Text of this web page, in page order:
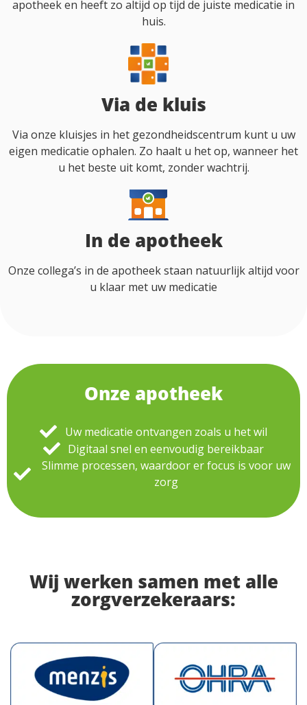
apotheek en heeft zo altijd op tijd de juiste medicatie in
huis.
Via de kluis
Via onze kluisjes in het gezondheidscentrum kunt u uw
eigen medicatie ophalen. Zo haalt u het op, wanneer het
u het beste uit komt, zonder wachtrij.
In de apotheek
Onze collega’s in de apotheek staan natuurlijk altijd voor
u klaar met uw medicatie
Onze apotheek​
Uw medicatie ontvangen zoals u het wil
Digitaal snel en eenvoudig bereikbaar
Slimme processen, waardoor er focus is voor uw
zorg
Wij werken samen met alle
zorgverzekeraars: